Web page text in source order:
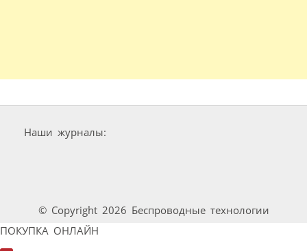
Наши журналы:
© Copyright 2026 Беспроводные технологии
ПОКУПКА ОНЛАЙН